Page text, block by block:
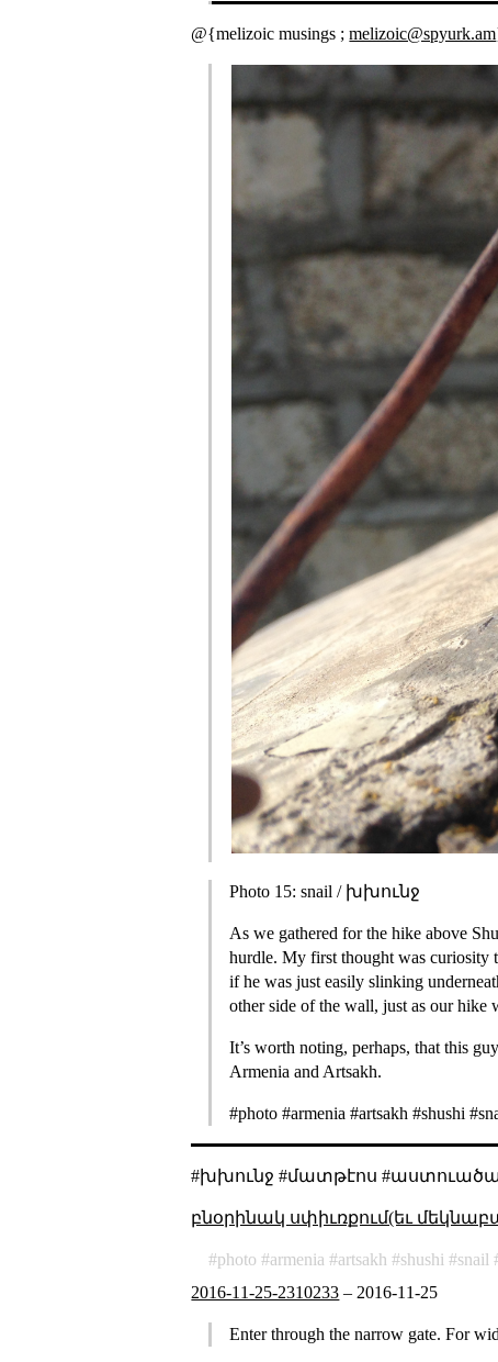
@{melizoic musings ;melizoic@spyurk.am
Photo 15: snail / խխունջ
As we gathered for the hike above
hurdle. My first thought was curiosity
if he was just easily slinking
other side of the wall, just as our hike
It’s worth noting, perhaps, that this
Armenia and Artsakh.
#photo #armenia #artsakh #shushi
#խխունջ #մատթէոս
բնօրինակ սփիւռքում(եւ
photo armenia artsakh shushi snail
2016-11-25-2310233 – 2016-11-25
Enter through the narrow gate. For